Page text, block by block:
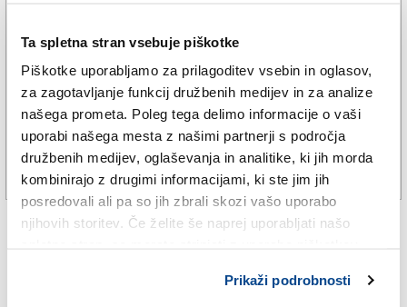
Ta spletna stran vsebuje piškotke
Piškotke uporabljamo za prilagoditev vsebin in oglasov,
za zagotavljanje funkcij družbenih medijev in za analize
našega prometa. Poleg tega delimo informacije o vaši
uporabi našega mesta z našimi partnerji s področja
družbenih medijev, oglaševanja in analitike, ki jih morda
kombinirajo z drugimi informacijami, ki ste jim jih
posredovali ali pa so jih zbrali skozi vašo uporabo
njihovih storitev. Če želite še naprej uporabljati našo
Prikaži podrobnosti
Uredništvo
Oglasi
Založnik
Zadruga PD
Naročnine
ŠE
Izbrali novo kraljico terana
SPLETNO UREDNIŠTVO |2. avg. 2025 | 12:12
NAJBOLJ BRANO